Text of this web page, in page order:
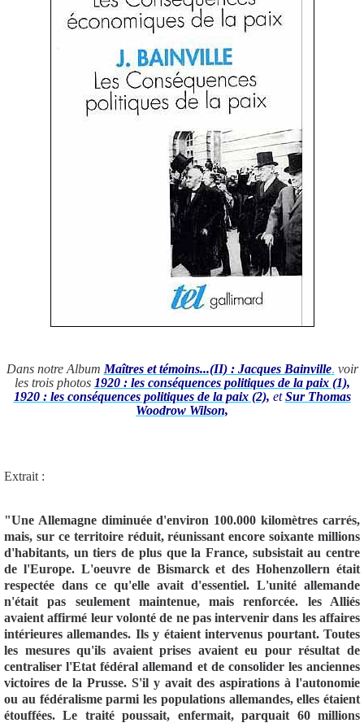
Dans notre AlbumMaîtres et témoins...(II) : Jacques Bainville. voir
les trois photos 1920 : les conséquences politiques de la paix (1),
1920 : les conséquences politiques de la paix (2), et Sur Thomas
Woodrow Wilson,
Extrait :
"Une Allemagne diminuée d'environ 100.000 kilomètres carrés,
mais, sur ce territoire réduit, réunissant encore soixante millions
d'habitants, un tiersde plus que la France, subsistait au centre
de l'Europe. L'oeuvre deBismarck etdes Hohenzollern était
respectée dans ce qu'elle avait d'essentiel. L'unité allemande
n'était pas seulement maintenue, mais renforcée. les Alliés
avaient affirmé leur volontéde ne pas intervenir dans les affaires
intérieures allemandes. Ils y étaient intervenus pourtant. Toutes
les mesures qu'ils avaient prises avaient eu pour résultat de
centraliser l'Etat fédéral allemand et deconsolider les anciennes
victoires de la Prusse. S'il y avait des aspirations à l'autonomie
ou au fédéralisme parmi les populations allemandes, elles étaient
étouffées. Le traité poussait, enfermait, parquait 60 millions